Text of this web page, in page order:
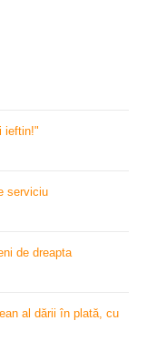
ieftin!"
serviciu
de dreapta
al dării în plată, cu